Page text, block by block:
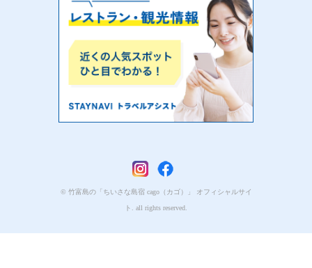
© 竹富島の「ちいさな島宿 cago（カゴ）」 オフィシャルサイ
ト. all rights reserved.